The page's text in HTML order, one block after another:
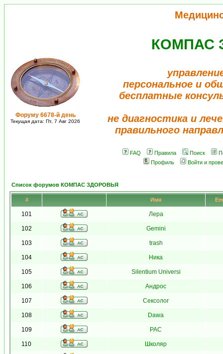
Форуму 6678-й день
Текущая дата: Пт, 7 Авг 2026
КОМПАС
персональное и
бесплатные
не диагностика и
правильного
FAQ Правила Поиск
Профиль
Войти и
Список форумов КОМПАС ЗДОРОВЬЯ
# Имя
101 Лера
102 Gemini
103 trash
104 Ника
105 Silentium Universi
106 Андрос
107 Сексолог
108 Dawa
109 PAC
110 Школяр